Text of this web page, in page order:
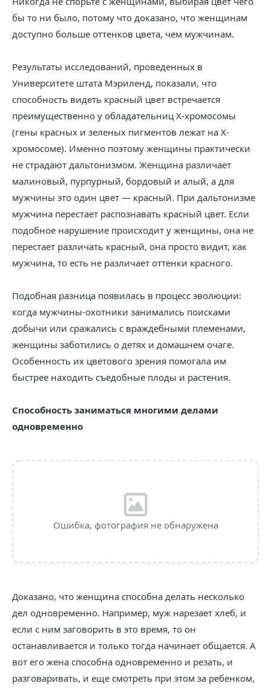
бы то ни было, потому что доказано, что женщинам
доступно больше оттенков цвета, чем мужчинам.
Результаты исследований, проведенных в
Университете штата Мэриленд, показали, что
способность видеть красный цвет встречается
преимущественно у обладательниц Х-хромосомы
(гены красных и зеленых пигментов лежат на Х-
хромосоме). Именно поэтому женщины практически
не страдают дальтонизмом. Женщина различает
малиновый, пурпурный, бордовый и алый, а для
мужчины это один цвет — красный. При дальтонизме
мужчина перестает распознавать красный цвет. Если
подобное нарушение происходит у женщины, она не
перестает различать красный, она просто видит, как
мужчина, то есть не различает оттенки красного.
Подобная разница появилась в процесс эволюции:
когда мужчины-охотники занимались поисками
добычи или сражались с враждебными племенами,
женщины заботились о детях и домашнем очаге.
Особенность их цветового зрения помогала им
быстрее находить съедобные плоды и растения.
Способность заниматься многими делами
одновременно
Ошибка, фотография не обнаружена
Доказано, что женщина способна делать несколько
дел одновременно. Например, муж нарезает хлеб, и
если с ним заговорить в это время, то он
останавливается и только тогда начинает общается. А
вот его жена способна одновременно и резать, и
разговаривать, и еще смотреть при этом за ребенком,